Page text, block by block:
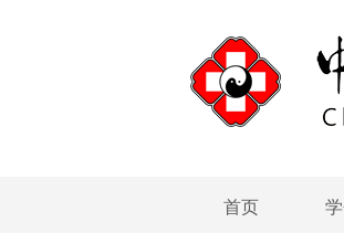
首页